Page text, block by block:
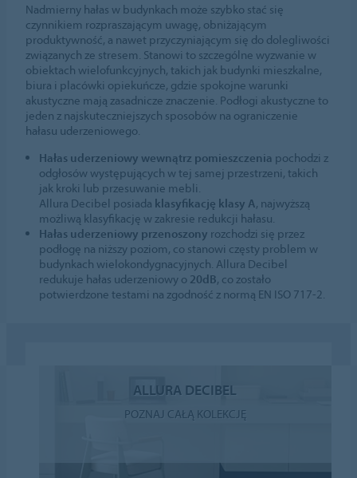
Nadmierny hałas w budynkach może szybko stać się
czynnikiem rozpraszającym uwagę, obniżającym
produktywność, a nawet przyczyniającym się do dolegliwości
związanych ze stresem. Stanowi to szczególne wyzwanie w
obiektach wielofunkcyjnych, takich jak budynki mieszkalne,
biura i placówki opiekuńcze, gdzie spokojne warunki
akustyczne mają zasadnicze znaczenie. Podłogi akustyczne to
jeden z najskuteczniejszych sposobów na ograniczenie
hałasu uderzeniowego.
Hałas uderzeniowy wewnątrz pomieszczenia pochodzi z
odgłosów występujących w tej samej przestrzeni, takich
jak kroki lub przesuwanie mebli.
Allura Decibel posiada klasyfikację klasy A, najwyższą
możliwą klasyfikację w zakresie redukcji hałasu.
Hałas uderzeniowy przenoszony rozchodzi się przez
podłogę na niższy poziom, co stanowi częsty problem w
budynkach wielokondygnacyjnych. Allura Decibel
redukuje hałas uderzeniowy o 20dB, co zostało
potwierdzone testami na zgodność z normą EN ISO 717-2.
ALLURA DECIBEL
POZNAJ CAŁĄ KOLEKCJĘ